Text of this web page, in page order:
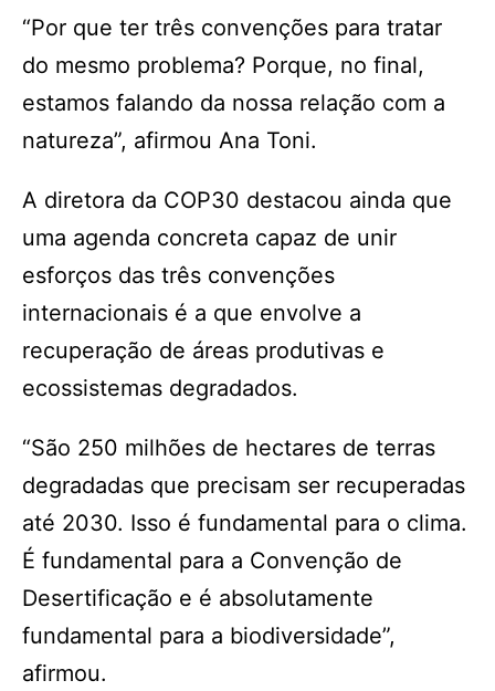
“Por que ter três convenções para tratar
do mesmo problema? Porque, no final,
estamos falando da nossa relação com a
natureza”, afirmou Ana Toni.
A diretora da COP30 destacou ainda que
uma agenda concreta capaz de unir
esforços das três convenções
internacionais é a que envolve a
recuperação de áreas produtivas e
ecossistemas degradados.
“São 250 milhões de hectares de terras
degradadas que precisam ser recuperadas
até 2030. Isso é fundamental para o clima.
É fundamental para a Convenção de
Desertificação e é absolutamente
fundamental para a biodiversidade”,
afirmou.